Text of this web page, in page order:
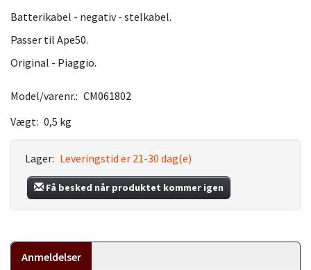
Batterikabel - negativ - stelkabel.
Passer til Ape50.
Original - Piaggio.
Model/varenr.: CM061802
Vægt: 0,5 kg
Lager: Leveringstid er 21-30 dag(e)
Få besked når produktet kommer igen
Anmeldelser